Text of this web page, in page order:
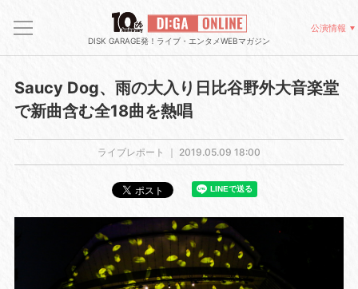
DISK GARAGE発！ライブ・エンタメWEBマガジン
公演情報
Saucy Dog、雨の大入り日比谷野外大音楽堂
で新曲含む全18曲を熱唱
ライブレポート ｜ 2019.05.09 18:00